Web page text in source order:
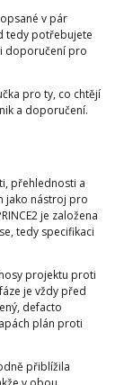
v pár
tedy potřebujete
doporučení pro
pro ty, co chtějí
a doporučení.
přehlednosti a
jako nástroj pro
je založena
tedy specifikaci
projektu proti
je vždy před
defacto
plán proti
přiblížila